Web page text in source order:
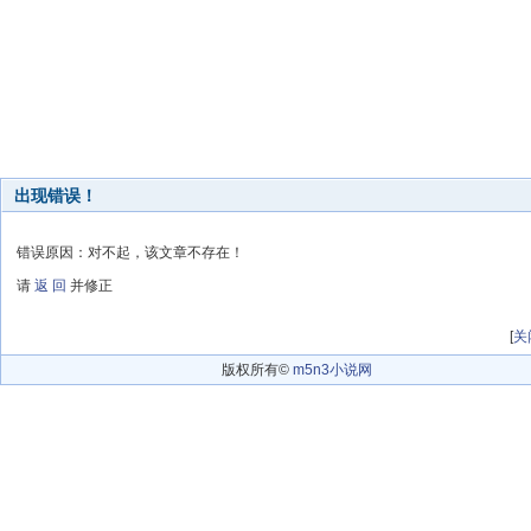
出现错误！
错误原因：对不起，该文章不存在！
请 返 回 并修正
[关
版权所有© m5n3小说网